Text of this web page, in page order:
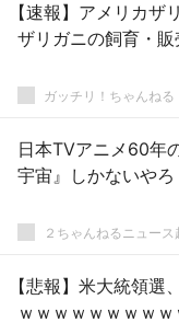
【速報】アメリカザ
ザリガニの飼育・
ガッチリ！ちゃんねる
日本TVアニメ60年
２ちゃんねるニュース
【悲報】米大統領選
ｗｗｗｗｗｗｗｗｗ